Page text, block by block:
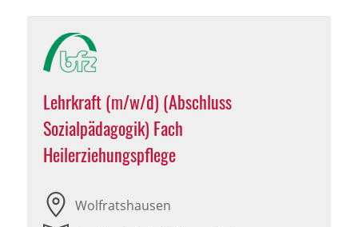
Lehrkraft (m/w/d) (Abschluss
Sozialpädagogik) Fach
Heilerziehungspflege
Wolfratshausen